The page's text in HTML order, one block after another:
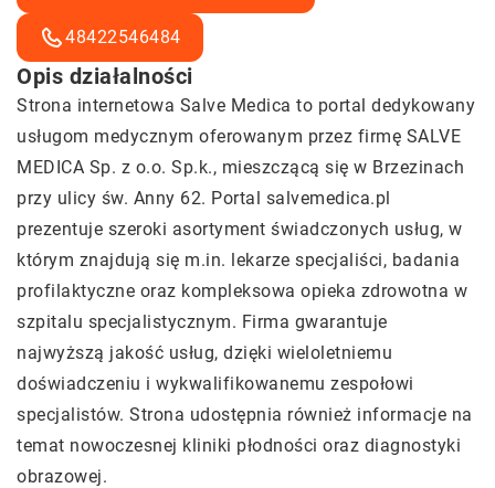
48422546484
Opis działalności
Strona internetowa Salve Medica to portal dedykowany
usługom medycznym oferowanym przez firmę SALVE
MEDICA Sp. z o.o. Sp.k., mieszczącą się w Brzezinach
przy ulicy św. Anny 62. Portal salvemedica.pl
prezentuje szeroki asortyment świadczonych usług, w
którym znajdują się m.in. lekarze specjaliści, badania
profilaktyczne oraz kompleksowa opieka zdrowotna w
szpitalu specjalistycznym. Firma gwarantuje
najwyższą jakość usług, dzięki wieloletniemu
doświadczeniu i wykwalifikowanemu zespołowi
specjalistów. Strona udostępnia również informacje na
temat nowoczesnej kliniki płodności oraz diagnostyki
obrazowej.